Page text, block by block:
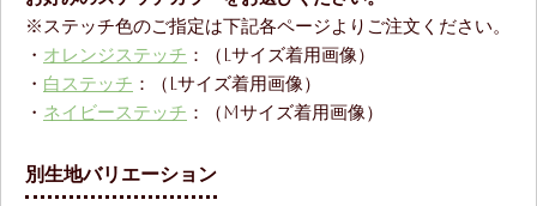
※ステッチ色のご指定は下記各ページよりご注文ください。
・ オレンジステッチ ：（Lサイズ着用画像）
・ 白ステッチ ：（Lサイズ着用画像）
・ ネイビーステッチ ：（Mサイズ着用画像）
別生地バリエーション